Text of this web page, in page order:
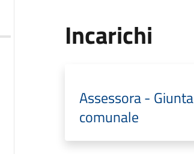
Incarichi
Assessora - Giunta
comunale